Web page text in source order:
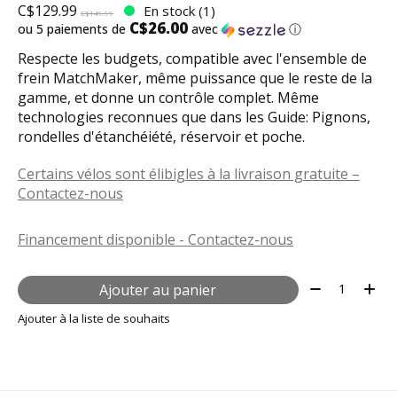
C$129.99 C$149.99 En stock (1)
ou 5 paiements de C$26.00 avec ⓘ
Respecte les budgets, compatible avec l'ensemble de
frein MatchMaker, même puissance que le reste de la
gamme, et donne un contrôle complet. Même
technologies reconnues que dans les Guide: Pignons,
rondelles d'étanchéiété, réservoir et poche.
Certains vélos sont élibigles à la livraison gratuite –
Contactez-nous
Financement disponible - Contactez-nous
Ajouter au panier Quantité:
Ajouter à la liste de souhaits